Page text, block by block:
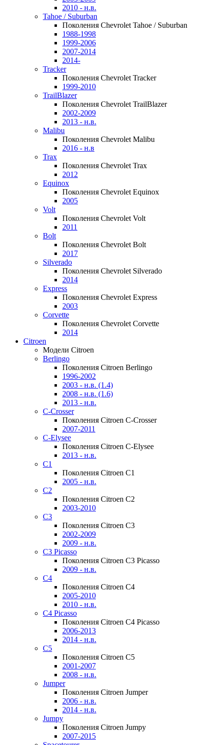
2010 - н.в.
Tahoe / Suburban
Поколения Chevrolet Tahoe / Suburban
1988-1998
1999-2006
2007-2014
2014-
Tracker
Поколения Chevrolet Tracker
1999-2010
TrailBlazer
Поколения Chevrolet TrailBlazer
2002-2009
2013 - н.в.
Malibu
Поколения Chevrolet Malibu
2016 - н.в
Trax
Поколения Chevrolet Trax
2012
Equinox
Поколения Chevrolet Equinox
2005
Volt
Поколения Chevrolet Volt
2011
Bolt
Поколения Chevrolet Bolt
2017
Silverado
Поколения Chevrolet Silverado
2014
Express
Поколения Chevrolet Express
2003
Corvette
Поколения Chevrolet Corvette
2014
Citroen
Модели Citroen
Berlingo
Поколения Citroen Berlingo
1996-2002
2003 - н.в. (1.4)
2008 - н.в. (1.6)
2013 - н.в.
C-Crosser
Поколения Citroen C-Crosser
2007-2011
C-Elysee
Поколения Citroen C-Elysee
2013 - н.в.
C1
Поколения Citroen C1
2005 - н.в.
C2
Поколения Citroen C2
2003-2010
C3
Поколения Citroen C3
2002-2009
2009 - н.в.
C3 Picasso
Поколения Citroen C3 Picasso
2009 - н.в.
C4
Поколения Citroen C4
2005-2010
2010 - н.в.
C4 Picasso
Поколения Citroen C4 Picasso
2006-2013
2014 - н.в.
C5
Поколения Citroen C5
2001-2007
2008 - н.в.
Jumper
Поколения Citroen Jumper
2006 - н.в.
2014 - н.в.
Jumpy
Поколения Citroen Jumpy
2007-2015